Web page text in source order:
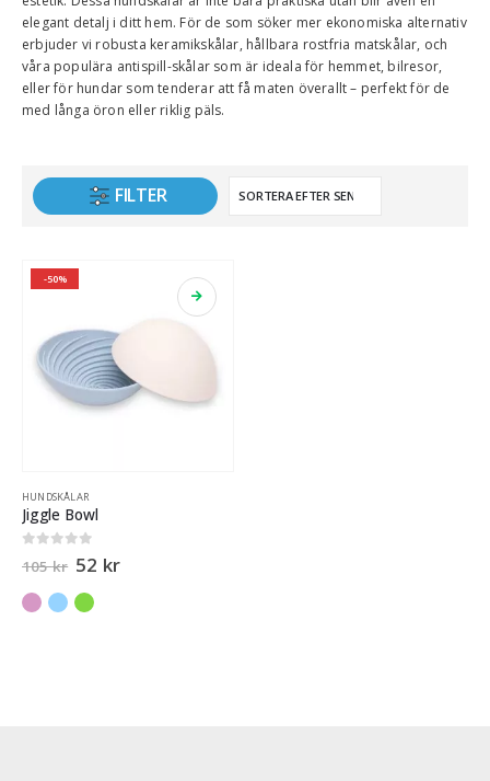
elegant detalj i ditt hem. För de som söker mer ekonomiska alternativ
erbjuder vi robusta keramikskålar, hållbara rostfria matskålar, och
våra populära antispill-skålar som är ideala för hemmet, bilresor,
eller för hundar som tenderar att få maten överallt – perfekt för de
med långa öron eller riklig päls.
FILTER
-50%
HUNDSKÅLAR
Jiggle Bowl
out of 5
105kr 52 kr